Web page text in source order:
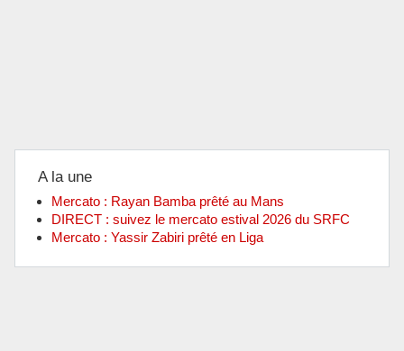
A la une
Mercato : Rayan Bamba prêté au Mans
DIRECT : suivez le mercato estival 2026 du SRFC
Mercato : Yassir Zabiri prêté en Liga